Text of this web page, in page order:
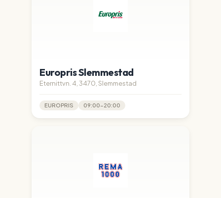
Europris Slemmestad
Eternittvn. 4, 3470, Slemmestad
EUROPRIS 09:00-20:00